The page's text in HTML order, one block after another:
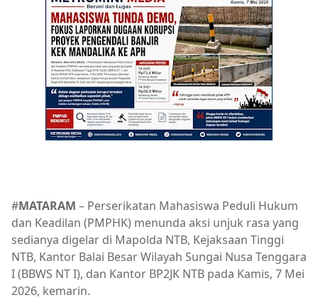
#MATARAM – Perserikatan Mahasiswa Peduli Hukum
dan Keadilan (PMPHK) menunda aksi unjuk rasa yang
sedianya digelar di Mapolda NTB, Kejaksaan Tinggi
NTB, Kantor Balai Besar Wilayah Sungai Nusa Tenggara
I (BBWS NT I), dan Kantor BP2JK NTB pada Kamis, 7 Mei
2026, kemarin.